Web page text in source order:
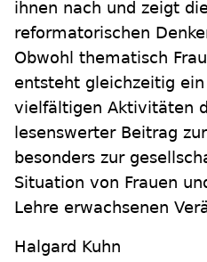
ihnen nach und zeigt
reformatorischen
Obwohl thematisch
entsteht gleichzeitig
vielfältigen Aktivitäten
lesenswerter Beitrag
besonders zur
Situation von Frauen
Lehre erwachsenen
Halgard Kuhn